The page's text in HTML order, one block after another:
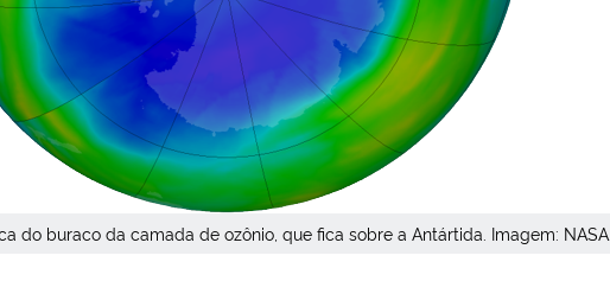
do buraco da camada de ozônio, que fica sobre a Antártida. Imagem: NASA.